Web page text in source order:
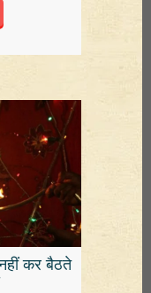
कर बैठते